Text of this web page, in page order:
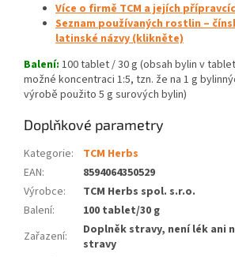
Více o firmě TCM a jejích
Seznam používaných rostlin –
latinské názvy (klikněte)
Balení: 100 tablet / 30 g (obsah bylin v
možné koncentraci 1:5, tzn. že na 1 g
výrobě použito 5 g surových bylin)
Doplňkové parametry
Kategorie:
TCM Herbs
EAN:
8594064350529
Výrobce:
TCM Herbs spol. s.r.o.
Balení:
100 tablet/30 g
Zařazení:
Doplněk stravy, není lék ani
stravy